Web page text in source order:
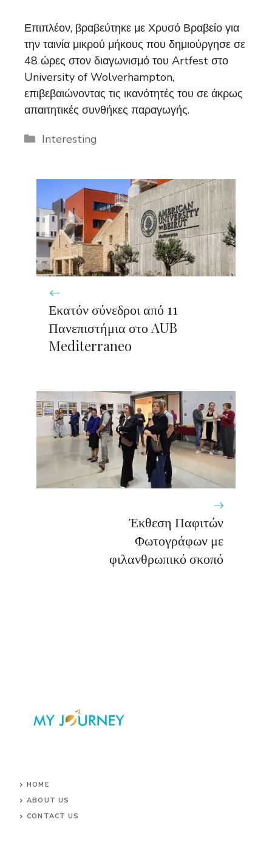
Επιπλέον, βραβεύτηκε με Χρυσό Βραβείο για
την ταινία μικρού μήκους που δημιούργησε σε
48 ώρες στον διαγωνισμό του Artfest στο
University of Wolverhampton,
επιβεβαιώνοντας τις ικανότητές του σε άκρως
απαιτητικές συνθήκες παραγωγής.
Categories
Interesting
Εκατόν σύνεδροι από 11
Πανεπιστήμια στο AUB
Mediterraneo
Έκθεση Παφιτών
Φωτογράφων με
φιλανθρωπικό σκοπό
HOME
ABOUT US
CONTACT US